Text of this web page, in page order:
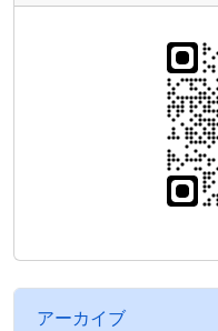
アーカイブ